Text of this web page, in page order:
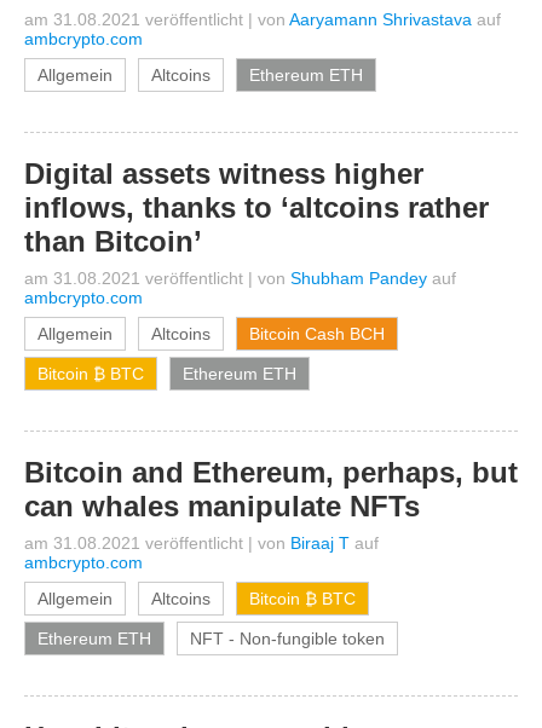
am 31.08.2021 veröffentlicht | von Aaryamann Shrivastava auf
ambcrypto.com
Allgemein
Altcoins Ethereum ETH
Digital assets witness higher
inflows, thanks to ‘altcoins rather
than Bitcoin’
am 31.08.2021 veröffentlicht | von Shubham Pandey auf
ambcrypto.com
Allgemein
Altcoins Bitcoin Cash BCH
Bitcoin ₿ BTC Ethereum ETH
Bitcoin and Ethereum, perhaps, but
can whales manipulate NFTs
am 31.08.2021 veröffentlicht | von Biraaj T auf
ambcrypto.com
Allgemein
Altcoins Bitcoin ₿ BTC
Ethereum ETH NFT - Non-fungible token